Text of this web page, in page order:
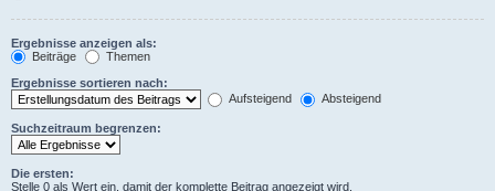
Ergebnisse anzeigen als:
Beiträge
Themen
Ergebnisse sortieren nach:
Aufsteigend
Absteigend
Suchzeitraum begrenzen:
Die ersten:
Stelle 0 als Wert ein, damit der komplette Beitrag angezeigt wird.